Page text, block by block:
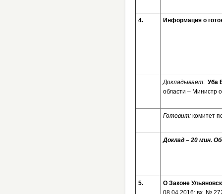
4. Информация о
Докладывает: Уба
области – Министр
Готовит: комитет
Доклад – 20 мин.
5.
О Законе
08.04.2016; вх. №